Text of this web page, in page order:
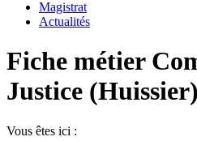
Magistrat
Actualités
Fiche métier
Justice (Huissier)
Vous êtes ici :